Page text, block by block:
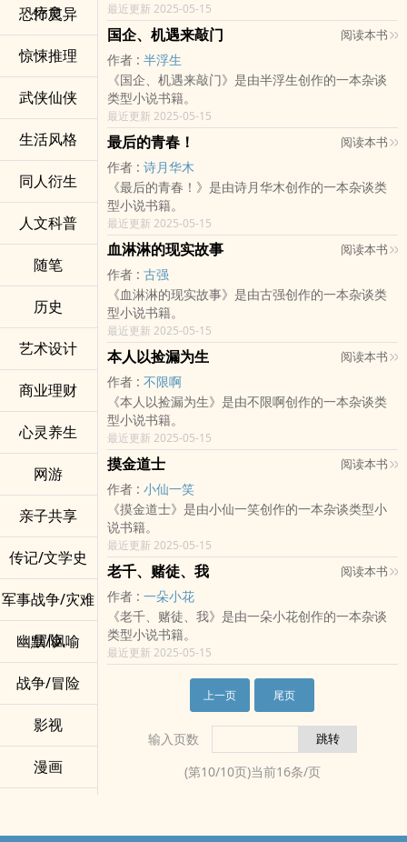
疗愈
恐怖灵异
惊悚推理
武侠仙侠
生活风格
同人衍生
人文科普
随笔
历史
艺术设计
商业理财
心灵养生
网游
亲子共享
传记/文学史
军事战争/灾难
冒险
幽默/讽喻
战争/冒险
影视
漫画
最近更新 2025-05-15
国企、机遇来敲门 阅读本书
作者 : 半浮生
《国企、机遇来敲门》是由半浮生创作的一本杂谈
类型小说书籍。
最近更新 2025-05-15
最后的青春！ 阅读本书
作者 : 诗月华木
《最后的青春！》是由诗月华木创作的一本杂谈类
型小说书籍。
最近更新 2025-05-15
血淋淋的现实故事 阅读本书
作者 : 古强
《血淋淋的现实故事》是由古强创作的一本杂谈类
型小说书籍。
最近更新 2025-05-15
本人以捡漏为生 阅读本书
作者 : 不限啊
《本人以捡漏为生》是由不限啊创作的一本杂谈类
型小说书籍。
最近更新 2025-05-15
摸金道士 阅读本书
作者 : 小仙一笑
《摸金道士》是由小仙一笑创作的一本杂谈类型小
说书籍。
最近更新 2025-05-15
老千、赌徒、我 阅读本书
作者 : 一朵小花
《老千、赌徒、我》是由一朵小花创作的一本杂谈
类型小说书籍。
最近更新 2025-05-15
上一页 尾页
输入页数
(第10/10页)当前16条/页